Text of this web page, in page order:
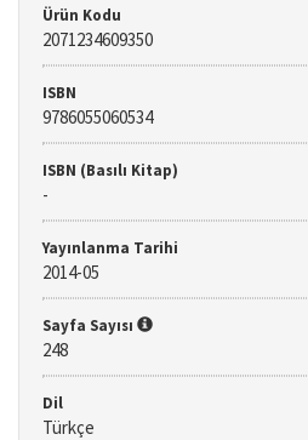
Ürün Kodu
2071234609350
ISBN
9786055060534
ISBN (Basılı Kitap)
-
Yayınlanma Tarihi
2014-05
Sayfa Sayısı
248
Dil
Türkçe